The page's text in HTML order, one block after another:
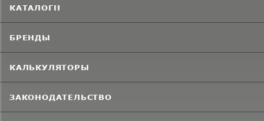
КАТАЛОГИ
БРЕНДЫ
КАЛЬКУЛЯТОРЫ
ЗАКОНОДАТЕЛЬСТВО